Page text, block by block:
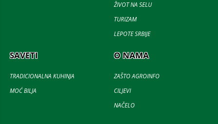
ŽIVOT NA SELU
TURIZAM
LEPOTE SRBIJE
SAVETI
TRADICIONALNA KUHINJA
MOĆ BILJA
O NAMA
ZAŠTO AGROINFO
CILJEVI
NAČELO